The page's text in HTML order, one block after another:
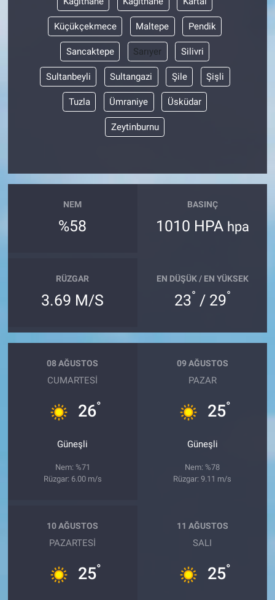
Küçükçekmece Maltepe Pendik
Sancaktepe Sarıyer Silivri
Sultanbeyli Sultangazi Şile Şişli
Tuzla Ümraniye Üsküdar
Zeytinburnu
NEM
%58
BASINÇ
1010 HPA hpa
RÜZGAR
3.69 M/S
EN DÜŞÜK / EN YÜKSEK
23° / 29°
08 AĞUSTOS
CUMARTESI
26°
Güneşli
Nem: %71
Rüzgar: 6.00 m/s
09 AĞUSTOS
PAZAR
25°
Güneşli
Nem: %78
Rüzgar: 9.11 m/s
10 AĞUSTOS
PAZARTESI
25°
11 AĞUSTOS
SALI
25°